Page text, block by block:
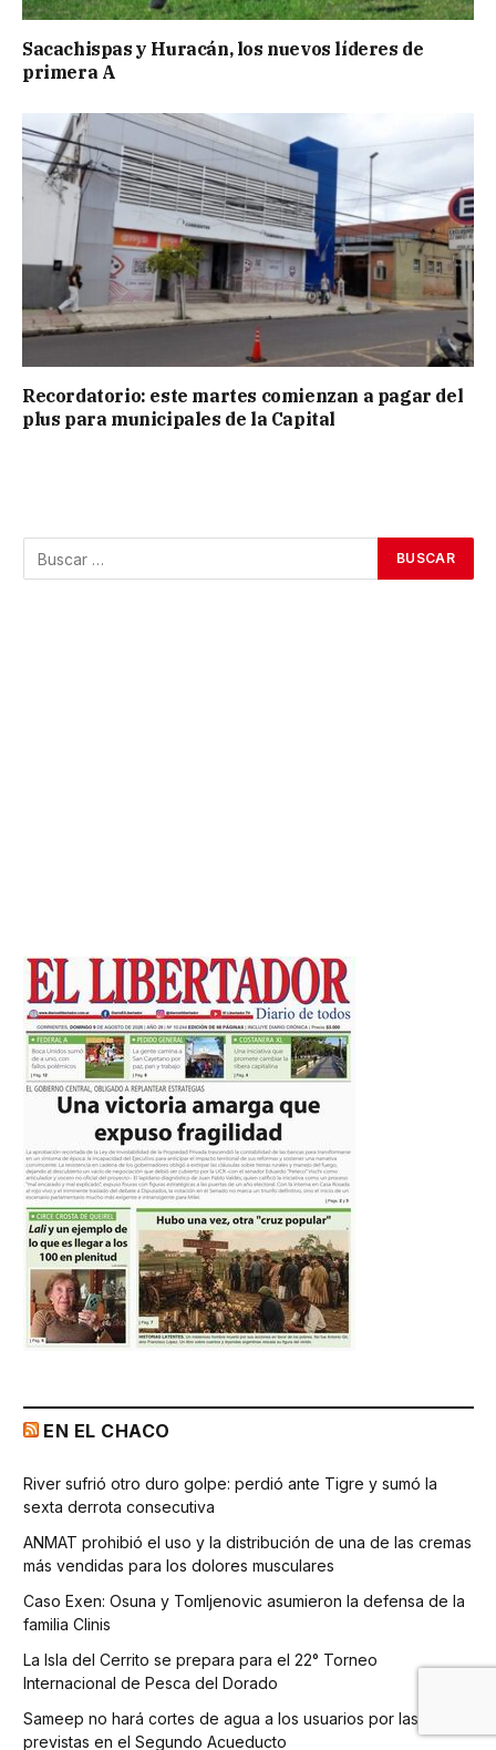
Sacachispas y Huracán, los nuevos líderes de
primera A
Recordatorio: este martes comienzan a pagar del
plus para municipales de la Capital
EN EL CHACO
River sufrió otro duro golpe: perdió ante Tigre y sumó la
sexta derrota consecutiva
ANMAT prohibió el uso y la distribución de una de las cremas
más vendidas para los dolores musculares
Caso Exen: Osuna y Tomljenovic asumieron la defensa de la
familia Clinis
La Isla del Cerrito se prepara para el 22° Torneo
Internacional de Pesca del Dorado
Sameep no hará cortes de agua a los usuarios por las obras
previstas en el Segundo Acueducto